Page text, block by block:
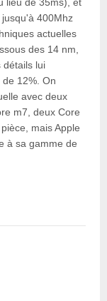
400Mhz
actuelles
des 14 nm,
détails lui
12%. On
avec deux
m7, deux Core
mais Apple
à sa gamme de